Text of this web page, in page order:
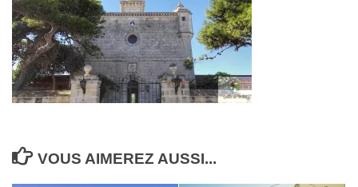
VOUS AIMEREZ AUSSI...